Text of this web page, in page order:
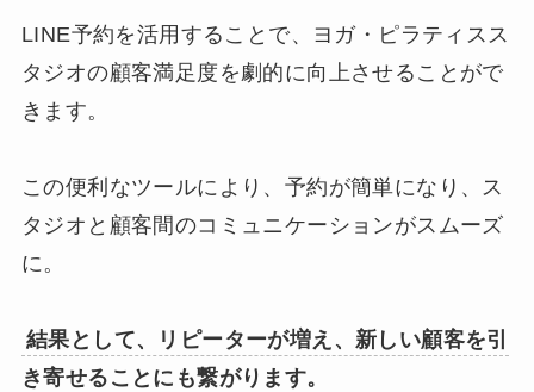
LINE予約を活用することで、ヨガ・ピラティスス
タジオの顧客満足度を劇的に向上させることがで
きます。
この便利なツールにより、予約が簡単になり、ス
タジオと顧客間のコミュニケーションがスムーズ
に。
結果として、リピーターが増え、新しい顧客を引
き寄せることにも繋がります。